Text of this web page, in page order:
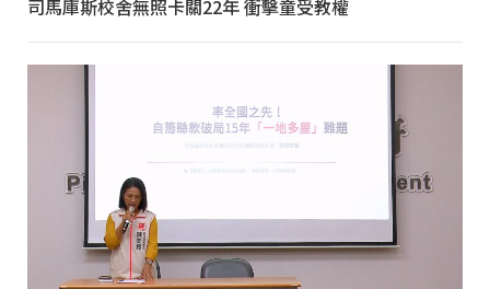
司馬庫斯校舍無照卡關22年 衝擊童受教權